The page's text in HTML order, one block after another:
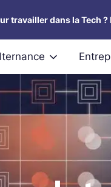
travailler dans la Tech